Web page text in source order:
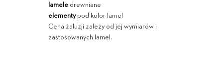
lameledrewniane
elementypod kolor lamel
Cena żaluzji zależy od jej wymiarów i
zastosowanych lamel.